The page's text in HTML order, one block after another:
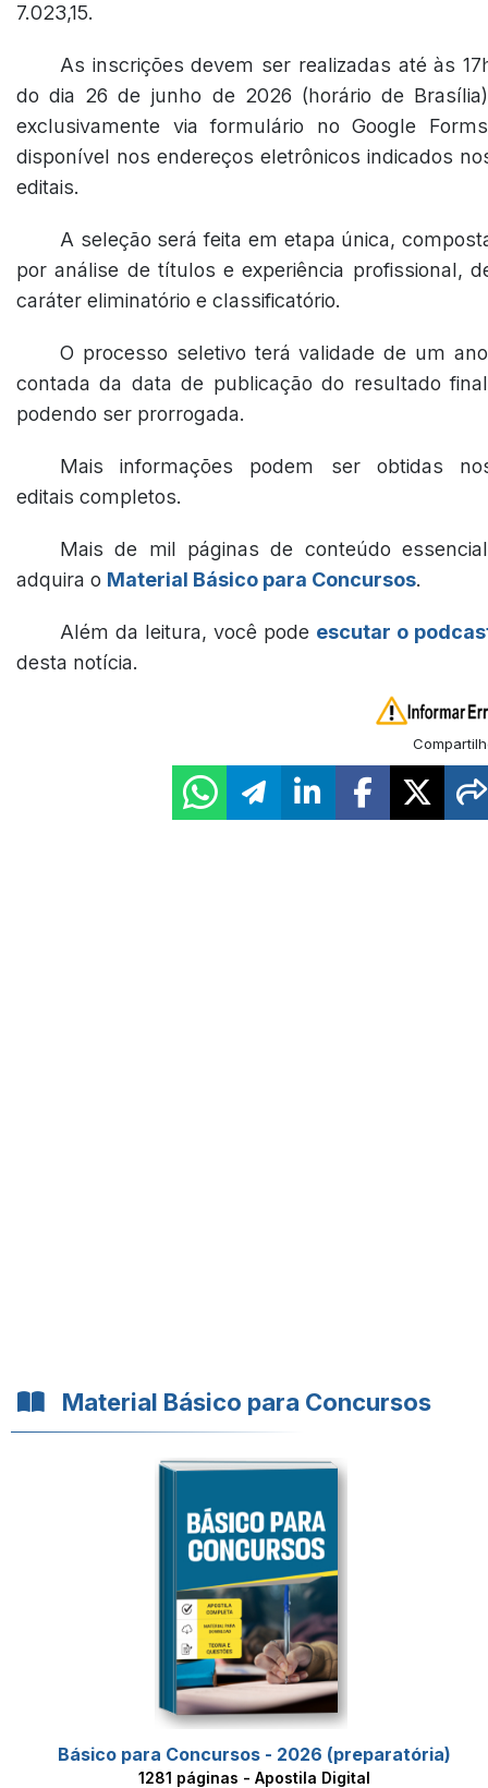
7.023,15.
As inscrições devem ser realizadas até às
do dia 26 de junho de 2026 (horário de
exclusivamente via formulário no Google
disponível nos endereços eletrônicos indicados
editais.
A seleção será feita em etapa única,
por análise de títulos e experiência profissional,
caráter eliminatório e classificatório.
O processo seletivo terá validade de um
contada da data de publicação do resultado
podendo ser prorrogada.
Mais informações podem ser obtidas
editais completos.
Mais de mil páginas de conteúdo
adquira o Material Básico para Concursos.
Além da leitura, você pode escutar o
desta notícia.
Material Básico para Concursos
Básico para Concursos - 2026 (preparatória)
1281 páginas - Apostila Digital